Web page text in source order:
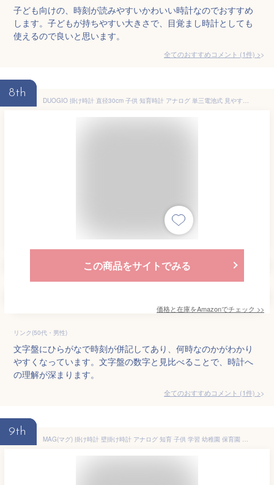
子ども向けの、時刻が読みやすいかわいい時計なのでおすすめ
します。子どもが持ちやすい大きさで、目覚まし時計としても
使えるので良いと思います。
全てのおすすめコメント (1件) >
8th
DUOGIO 掛け時計 直径30cm 子供 知育時計 アナログ 単三電池式 見やすい時計 鉛筆形指針 アナログ 連続秒針 静音 ガラス鏡面 非電波 キッズルーム・リビング・教室・図書館など スカイブルー
この商品をサイトでみる
価格と在庫をAmazonでチェック >>
リンク(50代・男性)
文字盤にひらがなで時刻が併記してあり、何時なのかがわかり
やすくなっています。文字盤の数字と見比べることで、時計へ
の理解が深まります。
全てのおすすめコメント (1件) >
9th
MAG(マグ) 掛け時計 壁掛け時計 アナログ 知育 子供 学習 幼稚園 保育園 小学校 幼児 小学生 アドバイスシート プラスチック 軽量 安全 直径28.0㎝ ホワイト W-736 WH-Z ノア精密